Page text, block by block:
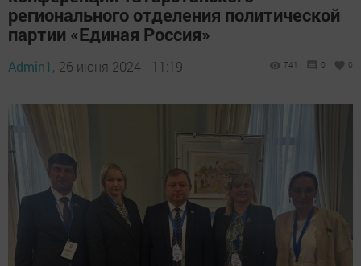
регионального отделения политической
партии «Единая Россия»
Admin1, 26 июня 2024 - 11:19 741 0 0